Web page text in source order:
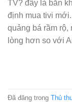
TV? đây là băn
định mua tivi
quảng bá rầm
lòng hơn so với
Đã đăng trong Thủ